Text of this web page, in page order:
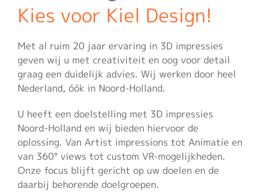
Kies voor Kiel Design!
Met al ruim 20 jaar ervaring in 3D impressies
geven wij u met creativiteit en oog voor detail
graag een duidelijk advies. Wij werken door heel
Nederland, óók in Noord-Holland.
U heeft een doelstelling met 3D impressies
Noord-Holland en wij bieden hiervoor de
oplossing. Van Artist impressions tot Animatie en
van 360° views tot custom VR-mogelijkheden.
Onze focus blijft gericht op uw doelen en de
daarbij behorende doelgroepen.